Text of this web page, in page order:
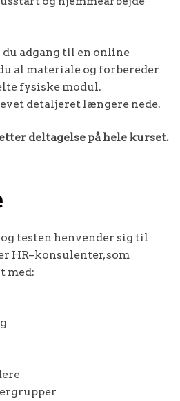
adgang til en online
al materiale og forbereder
fysiske modul.
detaljeret længere nede.
deltagelse på hele kurset.
testen henvender sig til
HR–konsulenter, som
med: